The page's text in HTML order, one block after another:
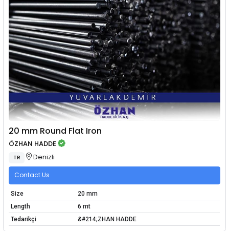
20 mm Round Flat Iron
ÖZHAN HADDE
TR Denizli
Contact Us
Size
20 mm
Length
6 mt
Tedarikçi
&#214;ZHAN HADDE